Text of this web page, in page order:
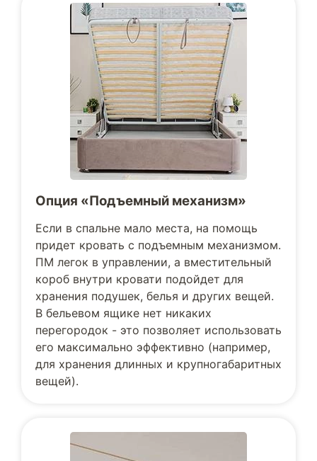
Опция «Подъемный механизм»
Если в спальне мало места, на помощь
придет кровать с подъемным механизмом.
ПМ легок в управлении, а вместительный
короб внутри кровати подойдет для
хранения подушек, белья и других вещей.
В бельевом ящике нет никаких
перегородок - это позволяет использовать
его максимально эффективно (например,
для хранения длинных и крупногабаритных
вещей).